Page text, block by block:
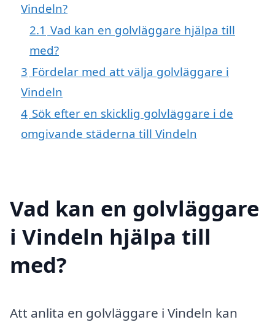
Vindeln?
2.1 Vad kan en golvläggare hjälpa till
med?
3 Fördelar med att välja golvläggare i
Vindeln
4 Sök efter en skicklig golvläggare i de
omgivande städerna till Vindeln
Vad kan en golvläggare
i Vindeln hjälpa till
med?
Att anlita en golvläggare i Vindeln kan